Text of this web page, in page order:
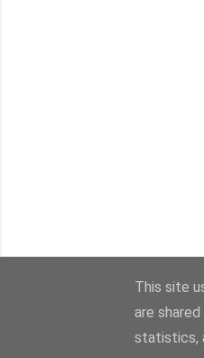
This site
are
statistics,